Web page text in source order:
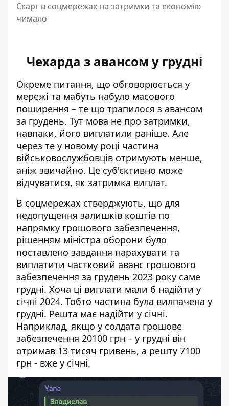
Скарг в соцмережах на затримки та економію
чимало
Чехарда з авансом у грудні
Окреме питання, що обговорюється у
мережі та мабуть набуло масового
поширення – те що трапилося з авансом
за грудень. Тут мова не про затримки,
навпаки, його виплатили раніше. Але
через те у новому році частина
військовослужбовців отримують менше,
аніж звичайно. Це суб'єктивно може
відчуватися, як затримка виплат.
В соцмережах стверджують, що для
недопущення залишків коштів по
напрямку грошового забезпечення,
рішенням міністра оборони було
поставлено завдання нарахувати та
виплатити частковий аванс грошового
забезпечення за грудень 2023 року саме
грудні. Хоча ці виплати мали б надійти у
січні 2024. Тобто частина була вилпачена у
грудні. Решта має надійти у січні.
Наприклад, якщо у солдата грошове
забезпечення 20100 грн – у грудні він
отримав 13 тисяч гривень, а решту 7100
грн - вже у січні.